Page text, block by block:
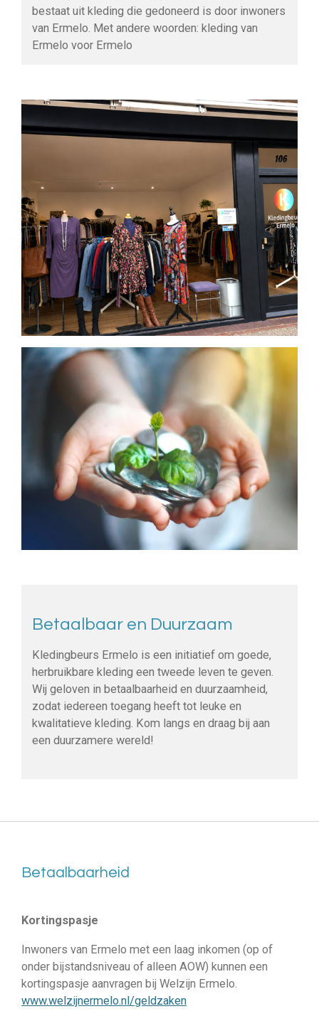
bestaat uit kleding die gedoneerd is door inwoners
van Ermelo. Met andere woorden: kleding van
Ermelo voor Ermelo
Betaalbaar en Duurzaam
Kledingbeurs Ermelo is een initiatief om goede,
herbruikbare kleding een tweede leven te geven.
Wij geloven in betaalbaarheid en duurzaamheid,
zodat iedereen toegang heeft tot leuke en
kwalitatieve kleding. Kom langs en draag bij aan
een duurzamere wereld!
Betaalbaarheid
Kortingspasje
Inwoners van Ermelo met een laag inkomen (op of
onder bijstandsniveau of alleen AOW) kunnen een
kortingspasje aanvragen bij Welzijn Ermelo.
www.welzijnermelo.nl/geldzaken